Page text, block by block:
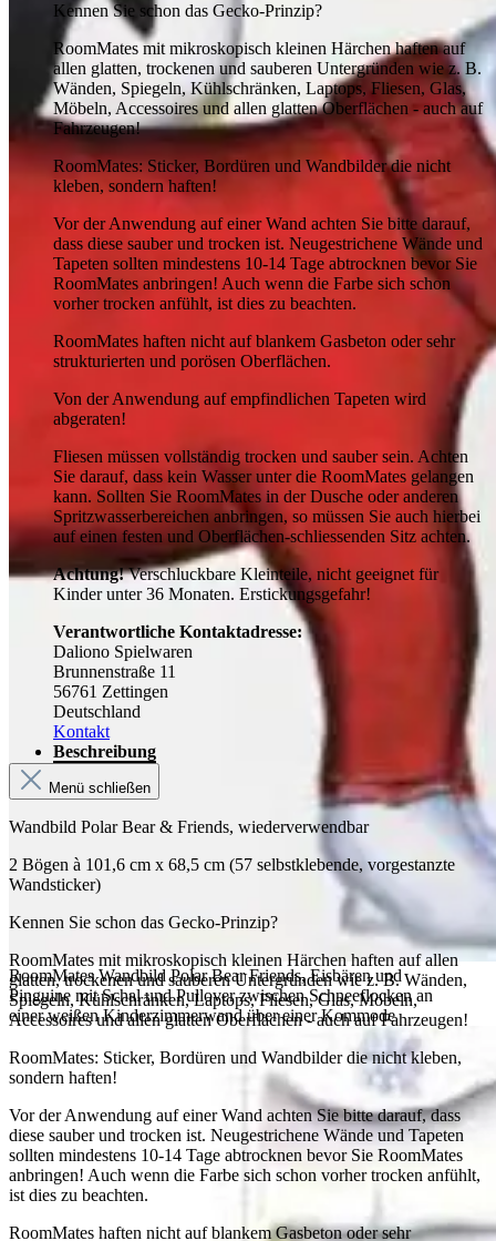
RoomMates Wandbild Polar Bear Friends, Eisbären und
Pinguine mit Schal und Pullover zwischen Schneeflocken an
einer weißen Kinderzimmerwand über einer Kommode
Kennen Sie schon das Gecko-Prinzip?
RoomMates mit mikroskopisch kleinen Härchen haften auf
allen glatten, trockenen und sauberen Untergründen wie z. B.
Wänden, Spiegeln, Kühlschränken, Laptops, Fliesen, Glas,
Möbeln, Accessoires und allen glatten Oberflächen - auch auf
Fahrzeugen!
RoomMates: Sticker, Bordüren und Wandbilder die nicht
kleben, sondern haften!
Vor der Anwendung auf einer Wand achten Sie bitte darauf,
dass diese sauber und trocken ist. Neugestrichene Wände und
Tapeten sollten mindestens 10-14 Tage abtrocknen bevor Sie
RoomMates anbringen! Auch wenn die Farbe sich schon
vorher trocken anfühlt, ist dies zu beachten.
RoomMates haften nicht auf blankem Gasbeton oder sehr
strukturierten und porösen Oberflächen.
Von der Anwendung auf empfindlichen Tapeten wird
abgeraten!
Fliesen müssen vollständig trocken und sauber sein. Achten
Sie darauf, dass kein Wasser unter die RoomMates gelangen
kann. Sollten Sie RoomMates in der Dusche oder anderen
Spritzwasserbereichen anbringen, so müssen Sie auch hierbei
auf einen festen und Oberflächen-schliessenden Sitz achten.
Achtung!Verschluckbare Kleinteile, nicht geeignet für
Kinder unter 36 Monaten. Erstickungsgefahr!
Verantwortliche Kontaktadresse:
Daliono Spielwaren
Brunnenstraße 11
56761 Zettingen
Deutschland
Kontakt
Beschreibung
Menü schließen
Wandbild Polar Bear & Friends, wiederverwendbar
2 Bögen à 101,6 cm x 68,5 cm (57 selbstklebende, vorgestanzte
Wandsticker)
Kennen Sie schon das Gecko-Prinzip?
RoomMates mit mikroskopisch kleinen Härchen haften auf allen
glatten, trockenen und sauberen Untergründen wie z. B. Wänden,
Spiegeln, Kühlschränken, Laptops, Fliesen, Glas, Möbeln,
Accessoires und allen glatten Oberflächen - auch auf Fahrzeugen!
RoomMates: Sticker, Bordüren und Wandbilder die nicht kleben,
sondern haften!
Vor der Anwendung auf einer Wand achten Sie bitte darauf, dass
diese sauber und trocken ist. Neugestrichene Wände und Tapeten
sollten mindestens 10-14 Tage abtrocknen bevor Sie RoomMates
anbringen! Auch wenn die Farbe sich schon vorher trocken anfühlt,
ist dies zu beachten.
RoomMates haften nicht auf blankem Gasbeton oder sehr